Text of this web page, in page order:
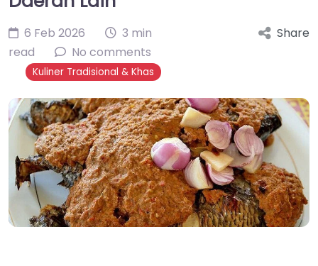
6 Feb 2026
3 min
read
No comments
Kuliner Tradisional & Khas
Share